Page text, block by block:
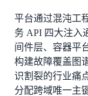
平台通过混沌工
务 API 四大注入
间件层、容器平
构建故障覆盖图
识割裂的行业痛
分配跨域唯一主